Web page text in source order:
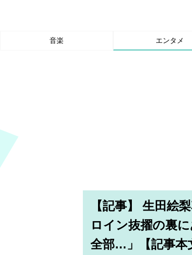
音楽 エンタメ
【記事】 生田絵
ロイン抜擢の裏
全部…」【記事本